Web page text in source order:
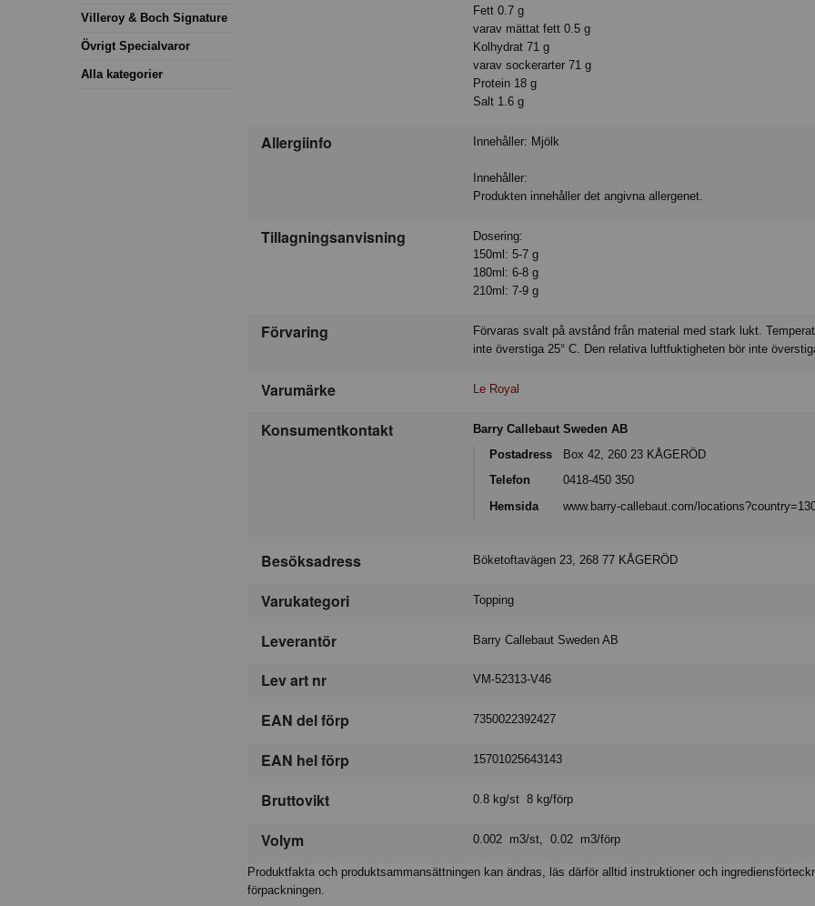
Villeroy & Boch Signature
Övrigt Specialvaror
Alla kategorier
Fett 0.7 g
varav mättat fett 0.5 g
Kolhydrat 71 g
varav sockerarter 71 g
Protein 18 g
Salt 1.6 g
Allergiinfo Innehåller: Mjölk
Innehåller:
Produkten innehåller det angivna allergenet.
Tillagningsanvisning
Dosering:
150ml: 5-7 g
180ml: 6-8 g
210ml: 7-9 g
Förvaring
Förvaras svalt på avstånd från material med stark lukt.
inte överstiga 25° C. Den relativa luftfuktigheten bör inte
Varumärke Le Royal
Konsumentkontakt
Barry Callebaut Sweden AB
Postadress
Box 42, 260 23 KÅGERÖD
Telefon
0418-450 350
Hemsida
www.barry-callebaut.com/
Besöksadress Böketoftavägen 23, 268 77 KÅGERÖD
Varukategori Topping
Leverantör Barry Callebaut Sweden AB
Lev art nr VM-52313-V46
EAN del förp 7350022392427
EAN hel förp 15701025643143
Bruttovikt 0.8 kg/st 8 kg/förp
Volym 0.002 m3/st, 0.02 m3/förp
Produktfakta och produktsammansättningen kan ändras, läs därför alltid instruktioner och
förpackningen.